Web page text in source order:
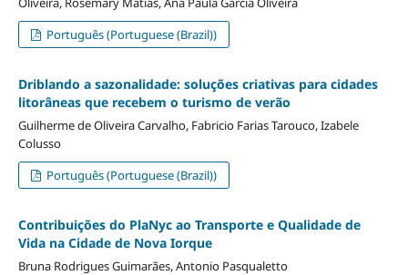
Português (Portuguese (Brazil))
Driblando a sazonalidade: soluções criativas para cidades
litorâneas que recebem o turismo de verão
Guilherme de Oliveira Carvalho, Fabricio Farias Tarouco, Izabele
Colusso
Português (Portuguese (Brazil))
Contribuições do PlaNyc ao Transporte e Qualidade de
Vida na Cidade de Nova Iorque
Bruna Rodrigues Guimarães, Antonio Pasqualetto